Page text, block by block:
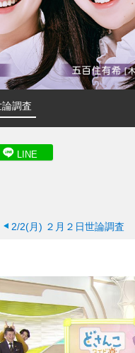
調査
LINE
2/2(月) ２月２日世論調査